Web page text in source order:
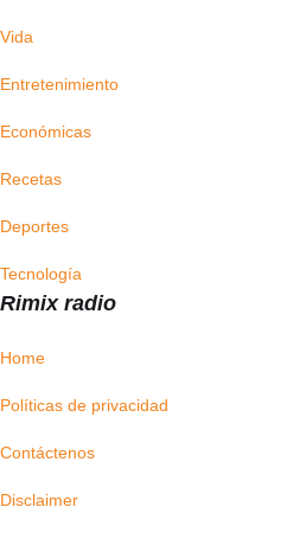
Rimix radio
Home
Políticas de privacidad
Contáctenos
Disclaimer
Vida
Entretenimiento
Económicas
Recetas
Deportes
Tecnología